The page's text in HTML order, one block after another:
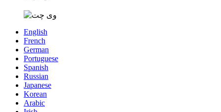
English
French
German
Portuguese
Spanish
Russian
Japanese
Korean
Arabic